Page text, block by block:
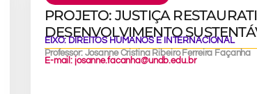
PROJETO: JUSTIÇA
DESENVOLVIMENTO
EIXO:DIREITOS HUMANOS E INTERNACIONAL
Professor: Josanne Cristina Ribeiro Ferreira Façanha
E-mail: josanne.facanha@undb.edu.br